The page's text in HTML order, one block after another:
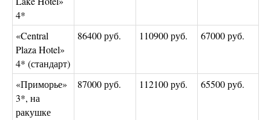
4*
«Central
Plaza Hotel»
4* (стандарт)
86400 руб. 110900 руб. 67000 руб.
«Приморье»
3*, на
ракушке
87000 руб. 112100 руб. 65500 руб.